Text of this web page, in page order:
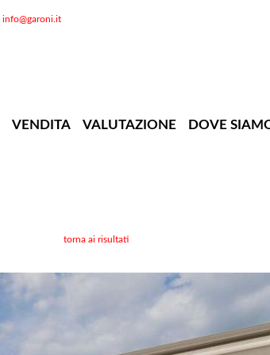
info@garoni.it
VENDITA VALUTAZIONE DOVE
torna ai risultati